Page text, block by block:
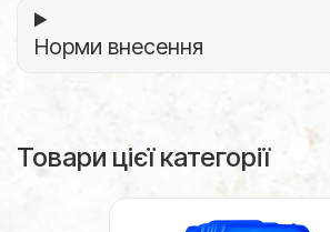
Норми внесення
Товари цієї категорії